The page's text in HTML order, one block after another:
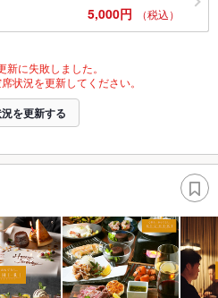
5,000円 （税込）
新に失敗しました。
状況を更新してください。
を更新する